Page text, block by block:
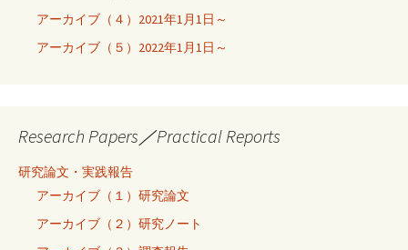
アーカイブ（４）2021年1月1日～
アーカイブ（５）2022年1月1日～
Research Papers／Practical Reports
研究論文・実践報告
アーカイブ（１）研究論文
アーカイブ（２）研究ノート